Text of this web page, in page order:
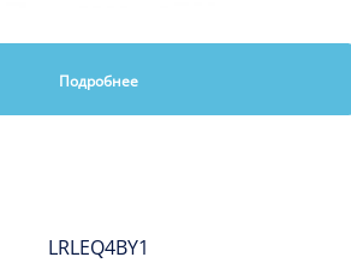
Подробнее
LRLEQ4BY1